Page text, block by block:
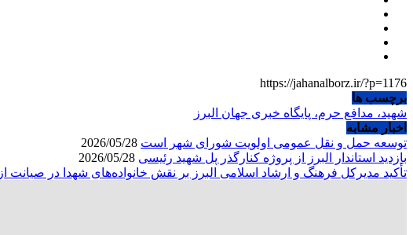
https://jahanalborz.ir/?p=1176
برچسب ها
شهید، مدافع حرم، پایگاه خبری جهان البرز
اخبار مشابه
توسعه حمل و نقل عمومی اولویت شورای شهر است
بازدید استاندار البرز از پروژه کنارگذر پل شهید رئیسی
تأکید مدیرکل فرهنگ و ارشاد اسلامی البرز بر نقش خانواده‌های شهدا در صیانت